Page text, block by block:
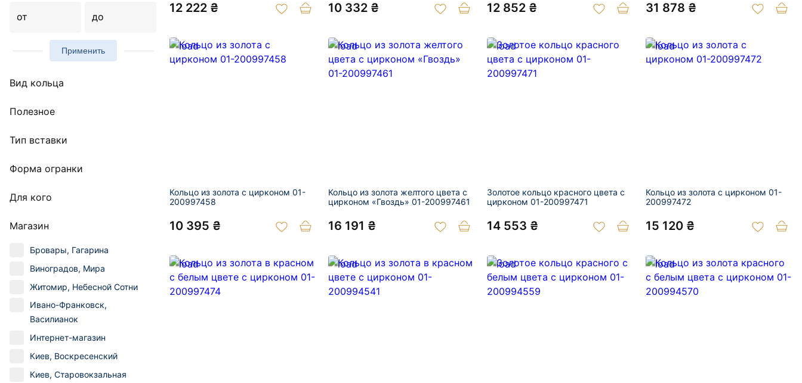
12 222 ₴ 10 332 ₴ 12 852 ₴ 31 878 ₴
Кольцо из золота с цирконом 01-
200997458
10 395 ₴
Кольцо из золота желтого цвета с
цирконом «Гвоздь» 01-200997461
16 191 ₴
Золотое кольцо красного цвета с
цирконом 01-200997471
14 553 ₴
Кольцо из золота с цирконом 01-
200997472
15 120 ₴
от до
Применить
Вид кольца
Полезное
Тип вставки
Форма огранки
Для кого
Магазин
Бровары, Гагарина
Виноградов, Мира
Житомир, Небесной Сотни
Ивано-Франковск,
Василианок
Интернет-магазин
Киев, Воскресенский
Киев, Старовокзальная